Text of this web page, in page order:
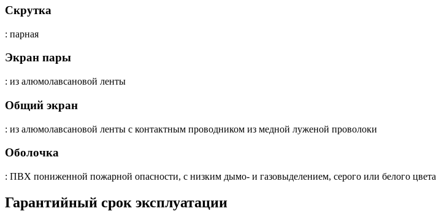
Скрутка
: парная
Экран пары
: из алюмолавсановой ленты
Общий экран
: из алюмолавсановой ленты с контактным проводником из медной луженой проволоки
Оболочка
: ПВХ пониженной пожарной опасности, с низким дымо- и газовыделением, серого или белого цвета
Гарантийный срок эксплуатации